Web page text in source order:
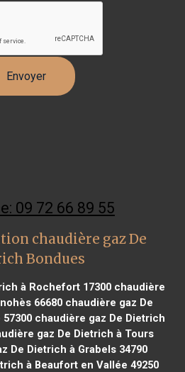
09 72 66 89 55
chaudière gaz De
Bondues
à Rochefort 17300chaudière
66680chaudière gaz De
chaudière gaz De Dietrich
gaz De Dietrich à Tours
De Dietrich à Grabels 34790
à Beaufort en Vallée 49250